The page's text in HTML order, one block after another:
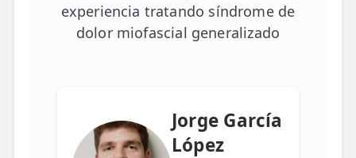
experiencia tratando síndrome de
dolor miofascial generalizado
Jorge García
López